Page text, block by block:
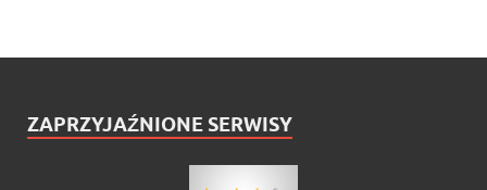
ZAPRZYJAŹNIONE SERWISY